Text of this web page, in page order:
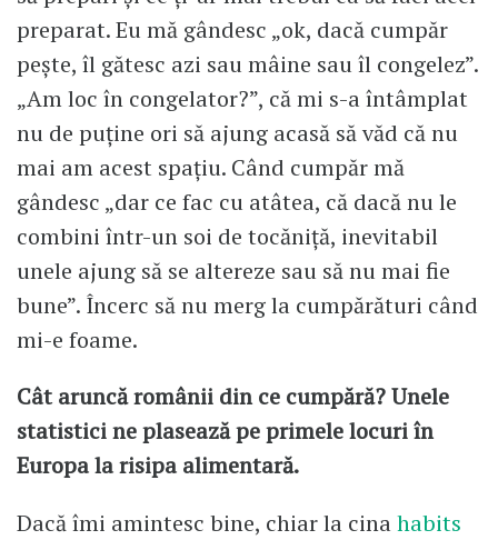
preparat. Eu mă gândesc „ok, dacă cumpăr
pește, îl gătesc azi sau mâine sau îl congelez”.
„Am loc în congelator?”, că mi s-a întâmplat
nu de puține ori să ajung acasă să văd că nu
mai am acest spațiu. Când cumpăr mă
gândesc „dar ce fac cu atâtea, că dacă nu le
combini într-un soi de tocăniță, inevitabil
unele ajung să se altereze sau să nu mai fie
bune”. Încerc să nu merg la cumpărături când
mi-e foame.
Cât aruncă românii din ce cumpără? Unele
statistici ne plasează pe primele locuri în
Europa la risipa alimentară.
Dacă îmi amintesc bine, chiar la cinahabits